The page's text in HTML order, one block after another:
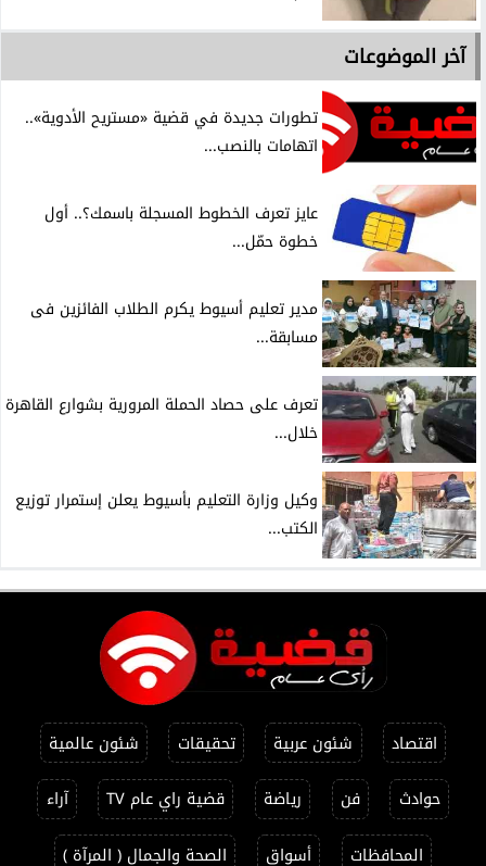
آخر الموضوعات
تطورات جديدة في قضية «مستريح الأدوية»..
اتهامات بالنصب...
عايز تعرف الخطوط المسجلة باسمك؟.. أول
خطوة حمّل...
مدير تعليم أسيوط يكرم الطلاب الفائزين فى
مسابقة...
تعرف على حصاد الحملة المرورية بشوارع القاهرة
خلال...
وكيل وزارة التعليم بأسيوط يعلن إستمرار توزيع
الكتب...
اقتصاد شئون عربية تحقيقات
شئون عالمية
حوادث
فن رياضة قضية راي عام TV
آراء
المحافظات
أسواق الصحة والجمال ( المرآة )